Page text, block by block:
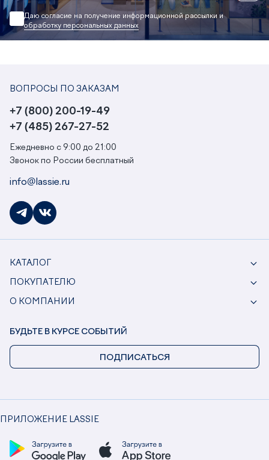
Даю согласие на получение информационной рассылки и
обработку персональных данных
ВОПРОСЫ ПО ЗАКАЗАМ
+7 (800) 200-19-49
+7 (485) 267-27-52
Ежедневно с 9:00 до 21:00
Звонок по России бесплатный
info@lassie.ru
КАТАЛОГ
ПОКУПАТЕЛЮ
О КОМПАНИИ
ПРИЛОЖЕНИЕ LASSIE
БУДЬТЕ В КУРСЕ СОБЫТИЙ
ПОДПИСАТЬСЯ